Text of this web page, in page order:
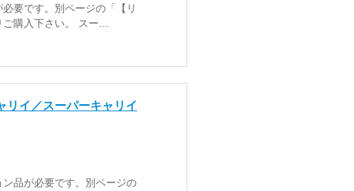
要です。別ページの「【リ
購入下さい。 スー…
イ／スーパーキャリイ
品が必要です。別ページの